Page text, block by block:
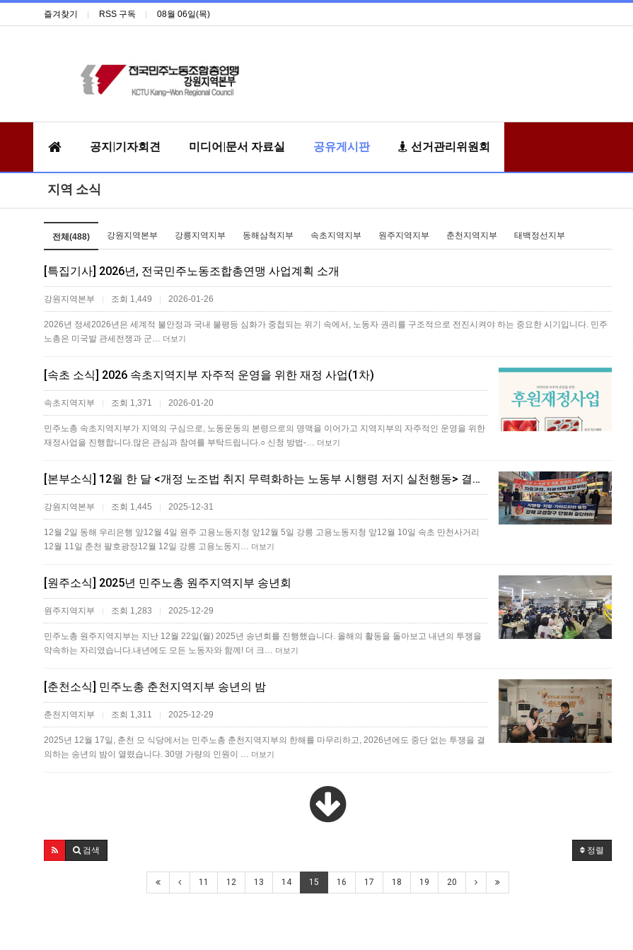
즐겨찾기 RSS 구독 08월 06일(목)
공지|기자회견 미디어|문서 자료실 공유게시판 선거관리위원회
지역 소식
전체(488) 강원지역본부 강릉지역지부 동해삼척지부 속초지역지부 원주지역지부 춘천지역지부 태백정선지부
[특집기사] 2026년, 전국민주노동조합총연맹 사업계획 소개
강원지역본부 | 조회 1,449 | 2026-01-26
2026년 정​세2026년은 세계적 불안정과 국내 불평등 심화가 중첩되는 위기 속에서, 노동자 권리를 구조적으로 전진시켜야 하는 중요한 시기입니다. 민주
노총은 미국발 관세전쟁과 군… 더보기
[속초 소식] 2026 속초지역지부 자주적 운영을 위한 재정 사업(1차)
속초지역지부 | 조회 1,371 | 2026-01-20
민주노총 속초지역지부가 지역의 구심으로, 노동운동의 본령으로의 명맥을 이어가고 지역지부의 자주적인 운영을 위한
재정사업을 진행합니다.많은 관심과 참여를 부탁드립니다.○ 신청 방법-… 더보기
[본부소식] 12월 한 달 <개정 노조법 취지 무력화하는 노동부 시행령 저지 실천행동> 결과 보고
강원지역본부 | 조회 1,445 | 2025-12-31
12월 2일 동해 우리은행 앞12월 4일 원주 고용노동지청 앞12월 5일 강릉 고용노동지청 앞12월 10일 속초 만천사거리
12월 11일 춘천 팔호광장12월 12일 강릉 고용노동지… 더보기
[원주소식] 2025년 민주노총 원주지역지부 송년회
원주지역지부 | 조회 1,283 | 2025-12-29
민주노총 원주지역지부는 지난 12월 22일(월) 2025년 송년회를 진행했습니다. 올해의 활동을 돌아보고 내년의 투쟁을
약속하는 자리였습니다.내년에도 모든 노동자와 함께! 더 크… 더보기
[춘천소식] 민주노총 춘천지역지부 송년의 밤
춘천지역지부 | 조회 1,311 | 2025-12-29
2025년 12월 17일, 춘천 모 식당에서는 민주노총 춘천지역지부의 한해를 마무리하고, 2026년에도 중단 없는 투쟁을 결
의하는 송년의 밤이 열렸습니다. 30명 가량의 인원이 … 더보기
정렬
검색
11 12 13 14 15 16 17 18 19 20